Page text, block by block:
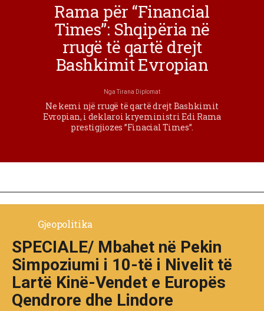
Rama për “Financial
Times”: Shqipëria në
rrugë të qartë drejt
Bashkimit Evropian
NgaTirana Diplomat
Ne kemi një rrugë të qartë drejt Bashkimit
Evropian, i deklaroi kryeministri Edi Rama
prestigjiozes ”Finacial Times”.
Gjeopolitika
SPECIALE/ Mbahet në Pekin
Simpoziumi i 10-të i Nivelit të
Lartë Kinë-Vendet e Europës
Qendrore dhe Lindore